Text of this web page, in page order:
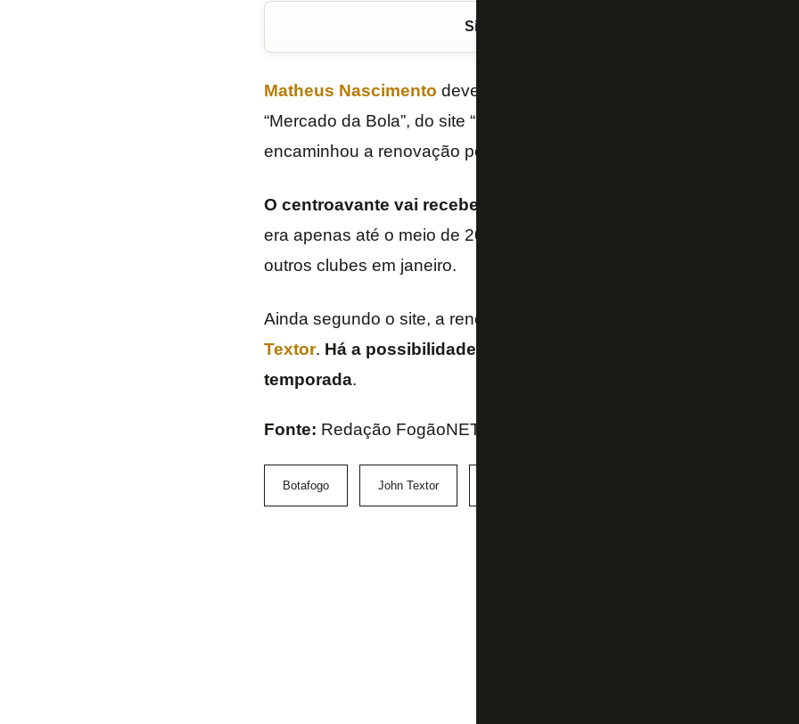
Siga o FogãoNET
Matheus Nascimento deve mesmo permanecer no
“Mercado da Bola”, do site “UOL” nesta terça-feira (18/10), o clube
encaminhou a renovação por mais cinco anos.
O centroavante vai receber aumento salarial pelo novo contrato
era apenas até o meio de 2023, o que significaria que poderia
outros clubes em janeiro.
Ainda segundo o site, a renovação era uma vontade do empresário
Textor. Há a possibilidade de empréstimo para clubes europeus
temporada.
Fonte: Redação FogãoNET e Mercado da Bola (UOL)
Botafogo John Textor